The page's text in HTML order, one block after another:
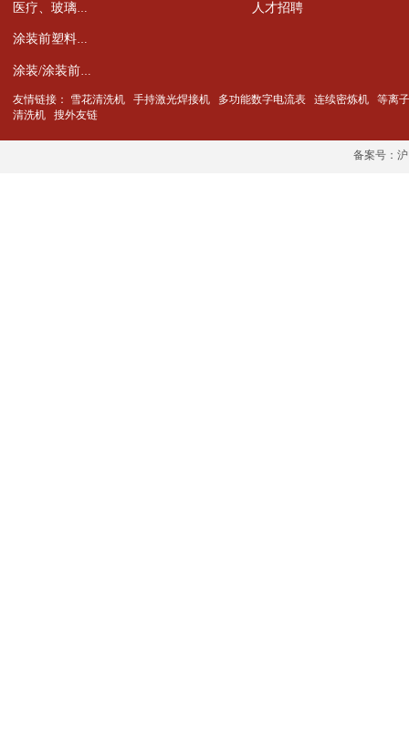
人才招聘
医疗、玻璃、陶瓷、半导体元件的清洁
涂装前塑料件的预处理
友情链接： 雪花清洗机 手持激光焊接机 多功能数字电流表 连续密炼机
等离
清洗机
搜外友链
备案号：